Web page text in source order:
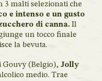
3 malti selezionati che
e intenso e un gusto
di canna. Il
un tocco finale
la bevuta.
Gouvy (Belgio), Jolly
medio. Trae